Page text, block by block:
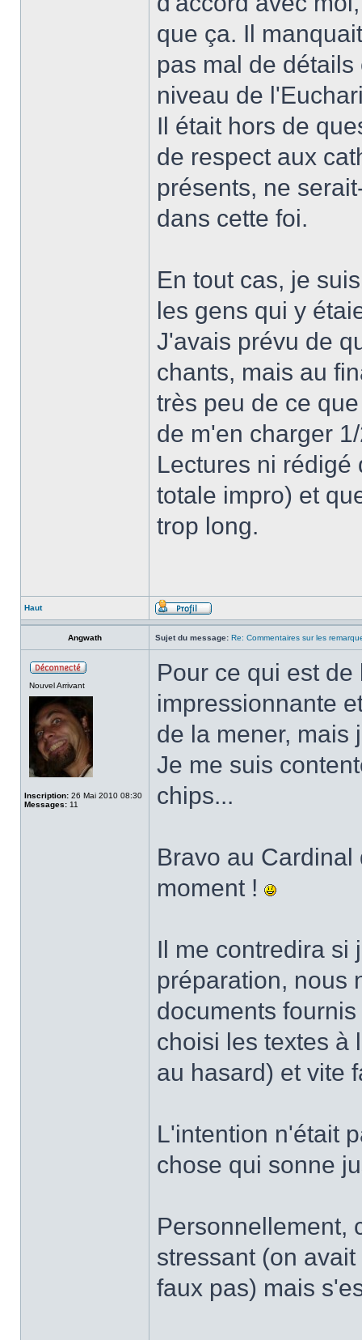
que ça. Il
pas mal de
niveau de
Il était hors de
de respect aux
présents, ne
dans cette foi.
En tout cas, je
les gens qui y
J'avais prévu de
chants, mais au
très peu de ce
de m'en charger
Lectures ni
totale impro) et
trop long.
Haut
Angwath Sujet du message: Re: Commentaires sur les
Nouvel Arrivant
Inscription: 26 Mai 2010 08:30
Messages: 11
Pour ce qui est
impressionnante
de la mener, mais
Je me suis
chips...
Bravo au
moment !
Il me contredira si
préparation, nous
documents
choisi les textes à
au hasard) et vite
L'intention n'était
chose qui sonne
Personnellement,
stressant (on
faux pas) mais